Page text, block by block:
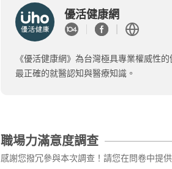
優活健康網
《優活健康網》為台灣極具專業權威性
最正確的就醫認知與醫療知識。
職場力滿意度調查
感謝您撥冗參與本次調查！請您在問卷中提